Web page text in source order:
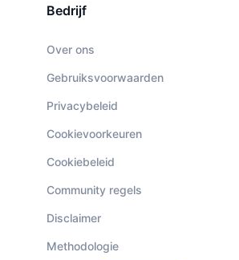
Bedrijf
Over ons
Gebruiksvoorwaarden
Privacybeleid
Cookievoorkeuren
Cookiebeleid
Community regels
Disclaimer
Methodologie